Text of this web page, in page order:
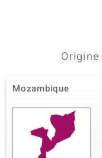
Mozambique